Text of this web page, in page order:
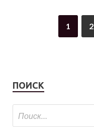
1 2
ПОИСК